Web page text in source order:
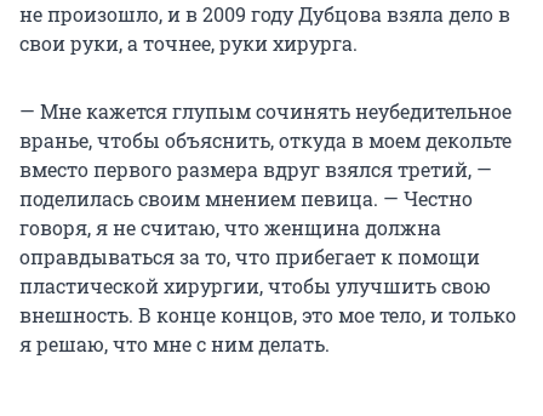
не произошло, и в 2009 году Дубцова взяла дело в
свои руки, а точнее, руки хирурга.
— Мне кажется глупым сочинять неубедительное
вранье, чтобы объяснить, откуда в моем декольте
вместо первого размера вдруг взялся третий, —
поделилась своим мнением певица. — Честно
говоря, я не считаю, что женщина должна
оправдываться за то, что прибегает к помощи
пластической хирургии, чтобы улучшить свою
внешность. В конце концов, это мое тело, и только
я решаю, что мне с ним делать.